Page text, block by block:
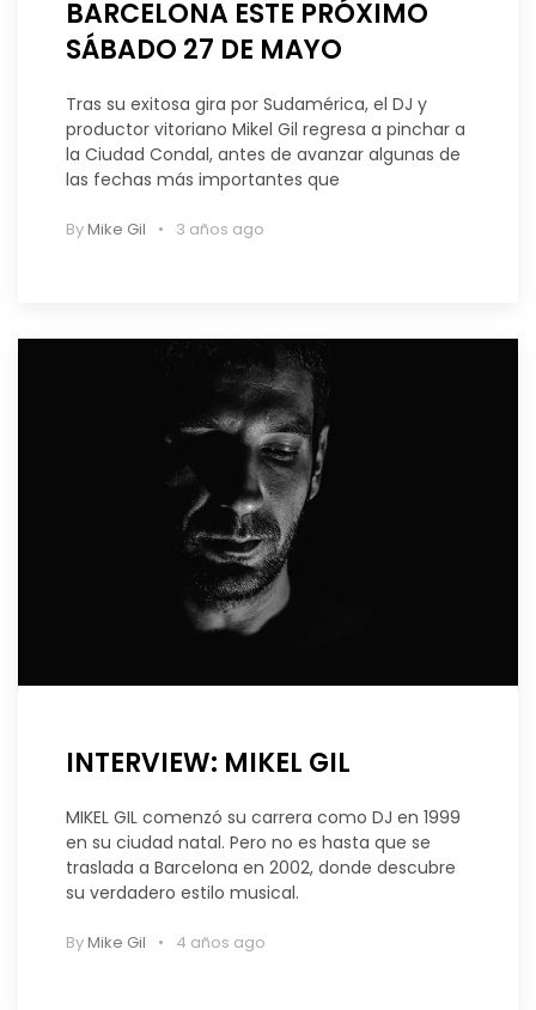
BARCELONA ESTE PRÓXIMO
SÁBADO 27 DE MAYO
Tras su exitosa gira por Sudamérica, el DJ y
productor vitoriano Mikel Gil regresa a pinchar a
la Ciudad Condal, antes de avanzar algunas de
las fechas más importantes que
ByMike Gil 3 años ago
INTERVIEW: MIKEL GIL
MIKEL GIL comenzó su carrera como DJ en 1999
en su ciudad natal. Pero no es hasta que se
traslada a Barcelona en 2002, donde descubre
su verdadero estilo musical.
ByMike Gil 4 años ago